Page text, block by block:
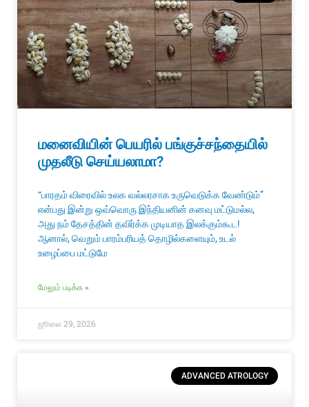
மனைவியின் பெயரில் பங்குச்சந்தையில்
முதலீடு செய்யலாமா?
“பாரதம் விரைவில் உலக வல்லரசாக உருவெடுக்க வேண்டும்”
என்பது இன்று ஒவ்வொரு இந்தியனின் கனவு மட்டுமல்ல,
அது நம் தேசத்தின் தவிர்க்க முடியாத இலக்கும்கூட!
ஆனால், வெறும் பாரம்பரியத் தொழில்களையும், உடல்
உழைப்பை மட்டுமே
மேலும் படிக்க »
ஜூலை 29, 2026
ADVANCED ATROLOGY